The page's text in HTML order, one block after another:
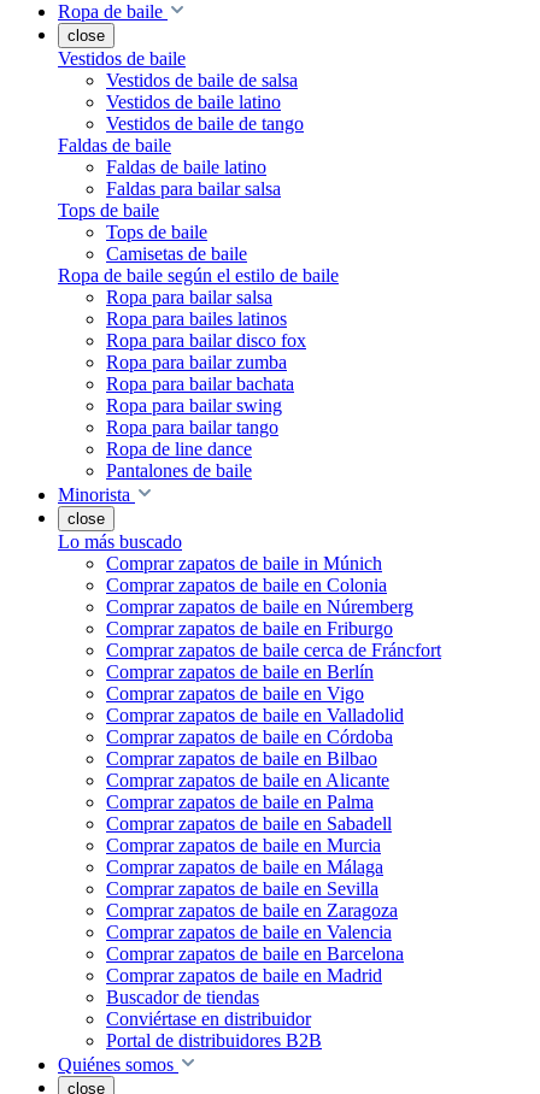
Ropa de baile
close
Vestidos de baile
Vestidos de baile de salsa
Vestidos de baile latino
Vestidos de baile de tango
Faldas de baile
Faldas de baile latino
Faldas para bailar salsa
Tops de baile
Tops de baile
Camisetas de baile
Ropa de baile según el estilo de baile
Ropa para bailar salsa
Ropa para bailes latinos
Ropa para bailar disco fox
Ropa para bailar zumba
Ropa para bailar bachata
Ropa para bailar swing
Ropa para bailar tango
Ropa de line dance
Pantalones de baile
Minorista
close
Lo más buscado
Comprar zapatos de baile in Múnich
Comprar zapatos de baile en Colonia
Comprar zapatos de baile en Núremberg
Comprar zapatos de baile en Friburgo
Comprar zapatos de baile cerca de Fráncfort
Comprar zapatos de baile en Berlín
Comprar zapatos de baile en Vigo
Comprar zapatos de baile en Valladolid
Comprar zapatos de baile en Córdoba
Comprar zapatos de baile en Bilbao
Comprar zapatos de baile en Alicante
Comprar zapatos de baile en Palma
Comprar zapatos de baile en Sabadell
Comprar zapatos de baile en Murcia
Comprar zapatos de baile en Málaga
Comprar zapatos de baile en Sevilla
Comprar zapatos de baile en Zaragoza
Comprar zapatos de baile en Valencia
Comprar zapatos de baile en Barcelona
Comprar zapatos de baile en Madrid
Buscador de tiendas
Conviértase en distribuidor
Portal de distribuidores B2B
Quiénes somos
close